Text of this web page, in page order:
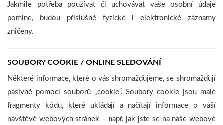
Jakmile potřeba používat či uchovávat vaše osobní údaje
pomine, budou příslušné fyzické i elektronické záznamy
zničeny.
SOUBORY COOKIE / ONLINE SLEDOVÁNÍ
Některé informace, které o vás shromažďujeme, se shromažďují
pasivně pomocí souborů „cookie“. Soubory cookie jsou malé
fragmenty kódu, které ukládají a načítají informace o vaší
návštěvě webových stránek – např. jak jste se na naše webové